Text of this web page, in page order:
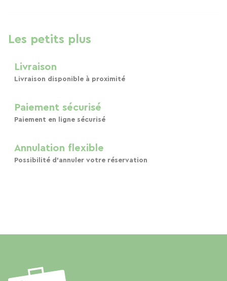
Les petits plus
Livraison
Livraison disponible à proximité
Paiement sécurisé
Paiement en ligne sécurisé
Annulation flexible
Possibilité d'annuler votre réservation